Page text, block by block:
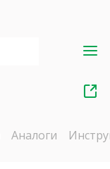
Аналоги